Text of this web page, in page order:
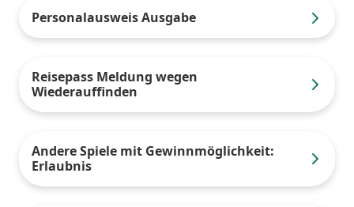
Personalausweis Ausgabe
Reisepass Meldung wegen
Wiederauffinden
Andere Spiele mit Gewinnmöglichkeit:
Erlaubnis